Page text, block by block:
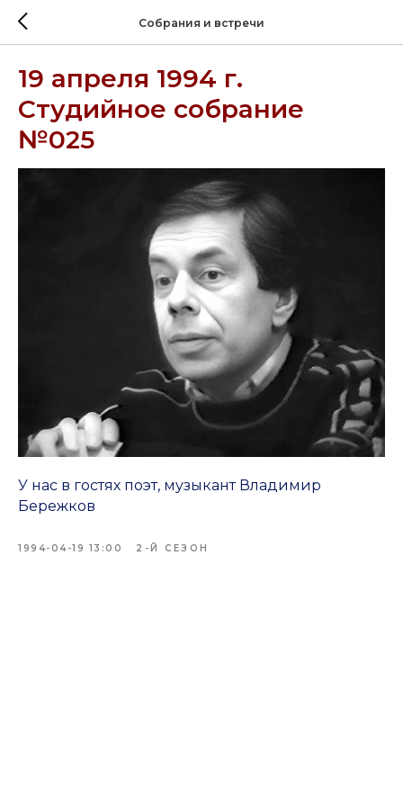
Собрания и встречи
19 апреля 1994 г.
Студийное собрание
№025
У нас в гостях поэт, музыкант Владимир
Бережков
1994-04-19 13:00 2-Й СЕЗОН